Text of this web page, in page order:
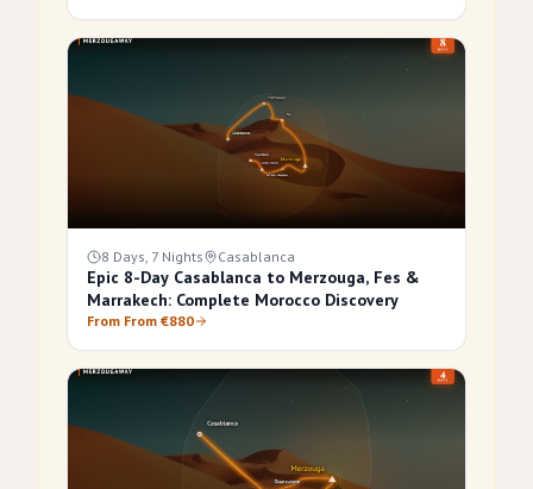
8 Days, 7 Nights Casablanca
Epic 8-Day Casablanca to Merzouga, Fes &
Marrakech: Complete Morocco Discovery
From From €880